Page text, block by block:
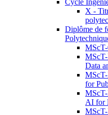
Cycle
X -
Diplôme de
Data
for
AI for